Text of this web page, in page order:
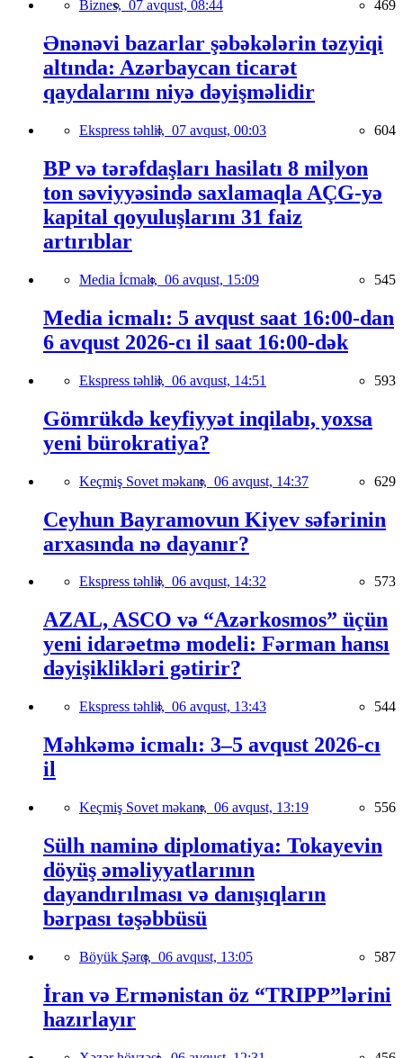
Biznes, 07 avqust, 08:44 469
Ənənəvi bazarlar şəbəkələrin təzyiqi
altında: Azərbaycan ticarət
qaydalarını niyə dəyişməlidir
Ekspress təhlil, 07 avqust, 00:03 604
BP və tərəfdaşları hasilatı 8 milyon
ton səviyyəsində saxlamaqla AÇG-yə
kapital qoyuluşlarını 31 faiz
artırıblar
Media İcmalı, 06 avqust, 15:09 545
Media icmalı: 5 avqust saat 16:00-dan
6 avqust 2026-cı il saat 16:00-dək
Ekspress təhlil, 06 avqust, 14:51 593
Gömrükdə keyfiyyət inqilabı, yoxsa
yeni bürokratiya?
Keçmiş Sovet məkanı, 06 avqust, 14:37 629
Ceyhun Bayramovun Kiyev səfərinin
arxasında nə dayanır?
Ekspress təhlil, 06 avqust, 14:32 573
AZAL, ASCO və “Azərkosmos” üçün
yeni idarəetmə modeli: Fərman hansı
dəyişiklikləri gətirir?
Ekspress təhlil, 06 avqust, 13:43 544
Məhkəmə icmalı: 3–5 avqust 2026-cı
il
Keçmiş Sovet məkanı, 06 avqust, 13:19 556
Sülh naminə diplomatiya: Tokayevin
döyüş əməliyyatlarının
dayandırılması və danışıqların
bərpası təşəbbüsü
Böyük Şərq, 06 avqust, 13:05 587
İran və Ermənistan öz “TRIPP”lərini
hazırlayır